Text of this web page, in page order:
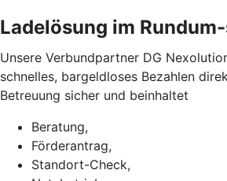
Ladelösung im
Unsere Verbundpartner DG
schnelles, bargeldloses Bezahlen
Betreuung sicher und beinhaltet
Beratung,
Förderantrag,
Standort-Check,